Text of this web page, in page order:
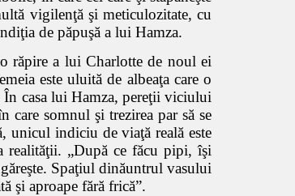
vigilenţă şi meticulozitate, cu
de păpuşă a lui Hamza.
răpire a lui Charlotte de noul ei
este uluită de albeaţa care o
casa lui Hamza, pereţii viciului
somnul şi trezirea par să se
unicul indiciu de viaţă reală este
realităţii. „După ce făcu pipi, îşi
Spaţiul dinăuntrul vasului
şi aproape fără frică”.